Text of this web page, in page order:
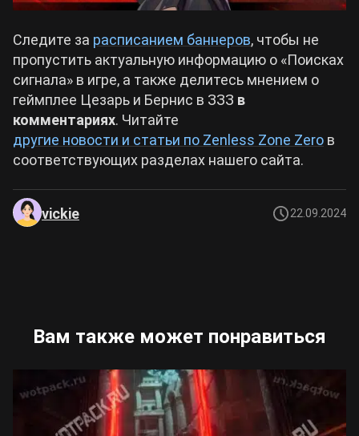
Следите за расписанием баннеров, чтобы не
пропустить актуальную информацию о «Поисках
сигнала» в игре, а также делитесь мнением о
геймплее Цезарь и Бернис в ЗЗЗ в
комментариях. Читайте
другие новости и статьи по Zenless Zone Zero в
соответствующих разделах нашего сайта.
vickie 22.09.2024
Вам также может понравиться